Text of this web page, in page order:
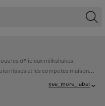
les délicieux milkshakes,
lisses et les compotes maison, à
see_more_label